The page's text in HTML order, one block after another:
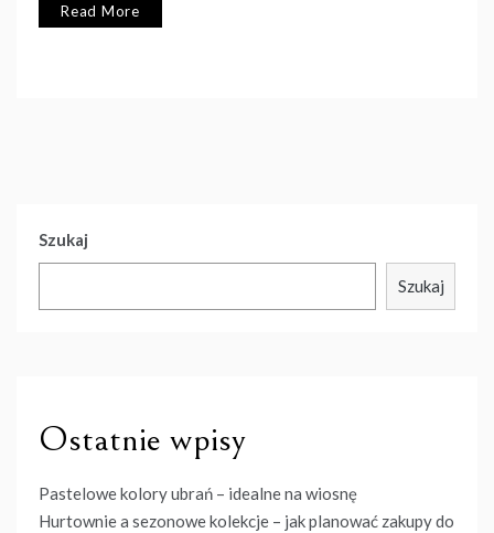
Read More
Szukaj
Szukaj
Ostatnie wpisy
Pastelowe kolory ubrań – idealne na wiosnę
Hurtownie a sezonowe kolekcje – jak planować zakupy do